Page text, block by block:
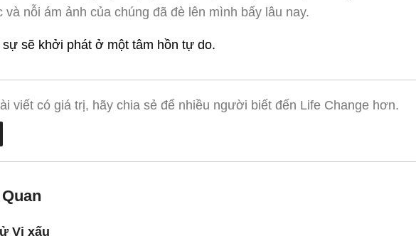
và nỗi ám ảnh của chúng đã đè lên mình bấy lâu nay.
sự sẽ khởi phát ở một tâm hồn tự do.
viết có giá trị, hãy chia sẻ để nhiều người biết đến Life Change hơn.
Vi xấu